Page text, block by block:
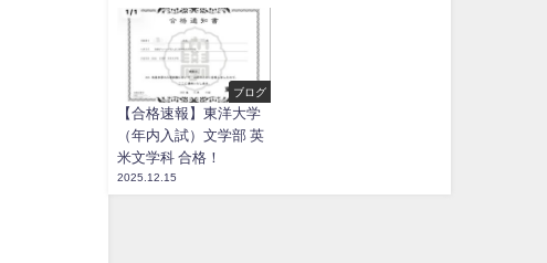
ブログ
【合格速報】東洋大学
（年内入試）文学部 英
米文学科 合格！
2025.12.15